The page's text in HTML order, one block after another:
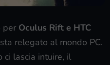
per Oculus Rift e HTC
relegato al mondo PC.
ci lascia intuire, il